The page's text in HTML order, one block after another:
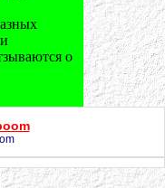
о